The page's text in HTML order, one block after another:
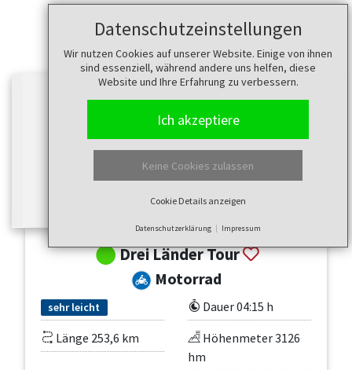
Datenschutzeinstellungen
Wir nutzen Cookies auf unserer Website. Einige von ihnen
sind essenziell, während andere uns helfen, diese
Website und Ihre Erfahrung zu verbessern.
Ich akzeptiere
Keine Cookies zulassen
Cookie Details anzeigen
Datenschutzerklärung Impressum
Drei Länder Tour
Motorrad
sehr leicht
Dauer 04:15 h
Länge 253,6 km
Höhenmeter 3126
hm